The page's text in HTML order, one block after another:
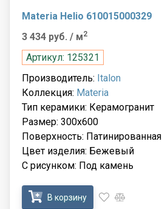
Materia Helio 610015000329
3 434 руб. / м2
Артикул: 125321
Производитель: Italon
Коллекция: Materia
Тип керамики: Керамогранит
Размер: 300x600
Поверхность: Патинированная
Цвет изделия: Бежевый
С рисунком: Под камень
В корзину